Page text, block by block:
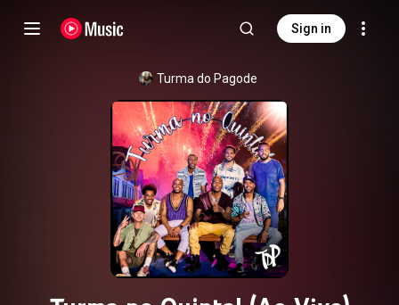
Sign in
Turma do Pagode